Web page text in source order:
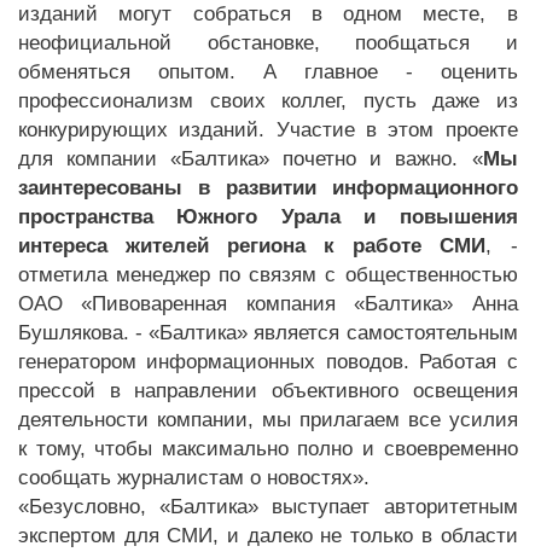
изданий могут собраться в одном месте, в
неофициальной обстановке, пообщаться и
обменяться опытом. А главное - оценить
профессионализм своих коллег, пусть даже из
конкурирующих изданий. Участие в этом проекте
для компании «Балтика» почетно и важно. «Мы
заинтересованы в развитии информационного
пространства Южного Урала и повышения
интереса жителей региона к работе СМИ, -
отметила менеджер по связям с общественностью
ОАО «Пивоваренная компания «Балтика» Анна
Бушлякова. - «Балтика» является самостоятельным
генератором информационных поводов. Работая с
прессой в направлении объективного освещения
деятельности компании, мы прилагаем все усилия
к тому, чтобы максимально полно и своевременно
сообщать журналистам о новостях».
«Безусловно, «Балтика» выступает авторитетным
экспертом для СМИ, и далеко не только в области